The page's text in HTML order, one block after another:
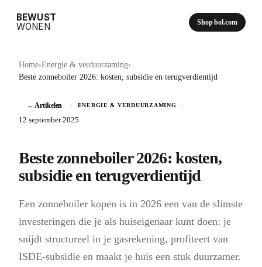
BEWUST
WONEN
Shop bol.com
Home›Energie & verduurzaming›
Beste zonneboiler 2026: kosten, subsidie en terugverdientijd
← Artikelen · ENERGIE & VERDUURZAMING
·
12 september 2025
Beste zonneboiler 2026: kosten,
subsidie en terugverdientijd
Een zonneboiler kopen is in 2026 een van de slimste
investeringen die je als huiseigenaar kunt doen: je
snijdt structureel in je gasrekening, profiteert van
ISDE-subsidie en maakt je huis een stuk duurzamer.